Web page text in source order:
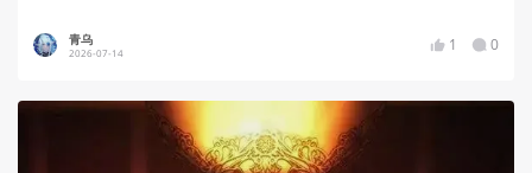
青乌
2026-07-14 1 0